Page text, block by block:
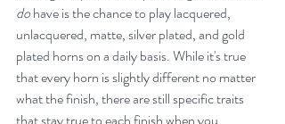
do have is the chance to play lacquered,
unlacquered, matte, silver plated, and gold
plated horns on a daily basis. While it's true
that every horn is slightly different no matter
what the finish, there are still specific traits